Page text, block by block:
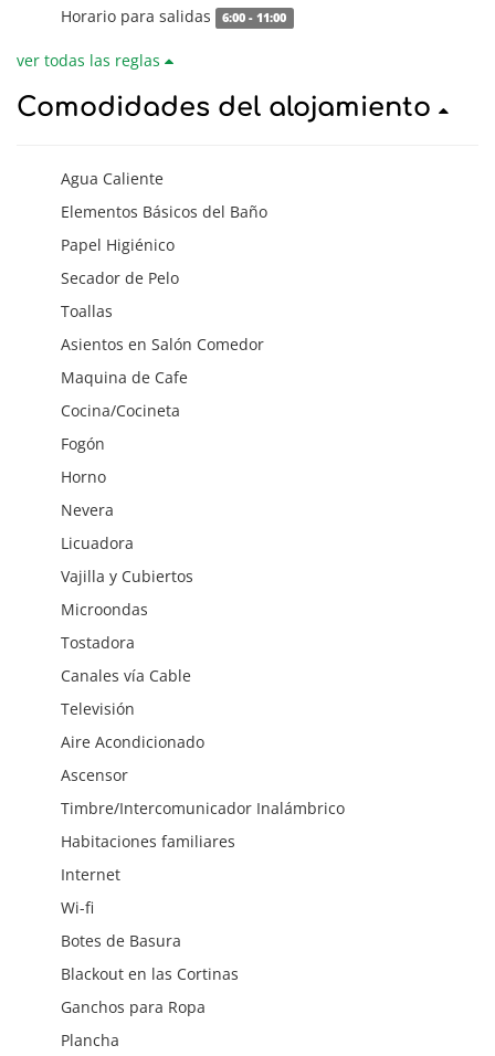
Horario para salidas 6:00 - 11:00
ver todas las reglas
Comodidades del alojamiento
Agua Caliente
Elementos Básicos del Baño
Papel Higiénico
Secador de Pelo
Toallas
Asientos en Salón Comedor
Maquina de Cafe
Cocina/Cocineta
Fogón
Horno
Nevera
Licuadora
Vajilla y Cubiertos
Microondas
Tostadora
Canales vía Cable
Televisión
Aire Acondicionado
Ascensor
Timbre/Intercomunicador Inalámbrico
Habitaciones familiares
Internet
Wi-fi
Botes de Basura
Blackout en las Cortinas
Ganchos para Ropa
Plancha